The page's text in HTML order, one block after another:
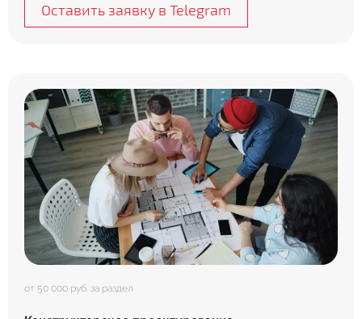
Оставить заявку в Telegram
от 50 000 руб. за раздел